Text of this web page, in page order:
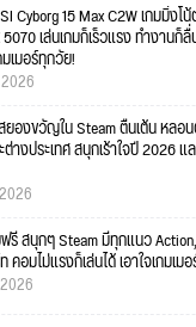
Cyborg 15 Max C2W เกมมิ่ง
5070 เล่นเกมก็เร็วแรง ทำงานก็
เมอร์ทุกวัย!
ยองขวัญใน Steam ตื่นเต้น หลอ
ต่างประเทศ สนุกเร้าใจปี 2026
รี สนุกๆ Steam มีทุกแนว
คอมไม่แรงก็เล่นได้ เอาใจเกมเม